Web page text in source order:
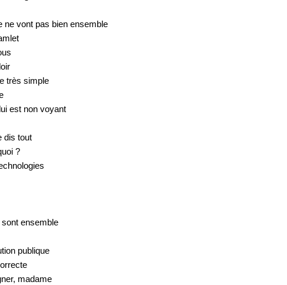
ne vont pas bien ensemble
très simple
est non voyant
dis tout
?
ensemble
publique
madame